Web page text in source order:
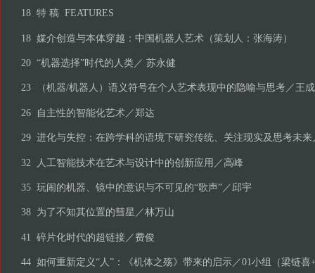
18 特 稿 FEATURES
18 媒介创造与本体穿越：中国机器人艺术（策划人：张海涛）
20 “机器选择”时代的人类／ 苏永健
23 （机器/机器人）语义符号在个人艺术表现中的隐喻与思考／王
26 自主性的智能化艺术／郑达
29 进化与失控：在跨学科的语境下研究传统、关注现实及思考未来
32 人工智能技术在艺术与设计中的创新应用／高峰
35 玩闹的机器、镜中的意识与不可见的“歌声”／邱宇
38 为了不知其位置的彗星／林万山
41 碎片化时代的超链接／费俊
44 如何重新定义“人”：《机体之殇》带来的启示／01小组（梁链喜